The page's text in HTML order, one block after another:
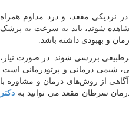
نزدیکی مقعد، و درد مداوم همراه
شوند، باید به سرعت به پزشک
و بهبودی داشته باشد.
بررسی شوند. در صورت نیاز،
شیمی درمانی و پرتودرمانی است.
از روش‌های درمان و مشاوره با
سرطان مقعد می توانید به دکتر